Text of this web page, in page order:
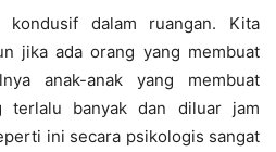
kondusif dalam ruangan. Kita
jika ada orang yang membuat
anak-anak yang membuat
terlalu banyak dan diluar jam
ini secara psikologis sangat